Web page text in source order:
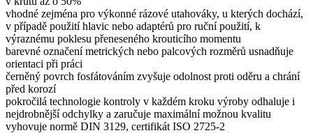
vhodné zejména pro výkonné rázové utahováky, u kterých dochází,
v případě použití hlavic nebo adaptérů pro ruční použití, k
výraznému poklesu přeneseného krouticího momentu
barevné označení metrických nebo palcových rozměrů usnadňuje
orientaci při práci
černěný povrch fosfátováním zvyšuje odolnost proti oděru a chrání
před korozí
pokročilá technologie kontroly v každém kroku výroby odhaluje i
nejdrobnější odchylky a zaručuje maximální možnou kvalitu
vyhovuje normě DIN 3129, certifikát ISO 2725-2